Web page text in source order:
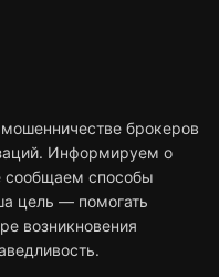
брокеров
Информируем о
сообщаем способы
цель — помогать
возникновения